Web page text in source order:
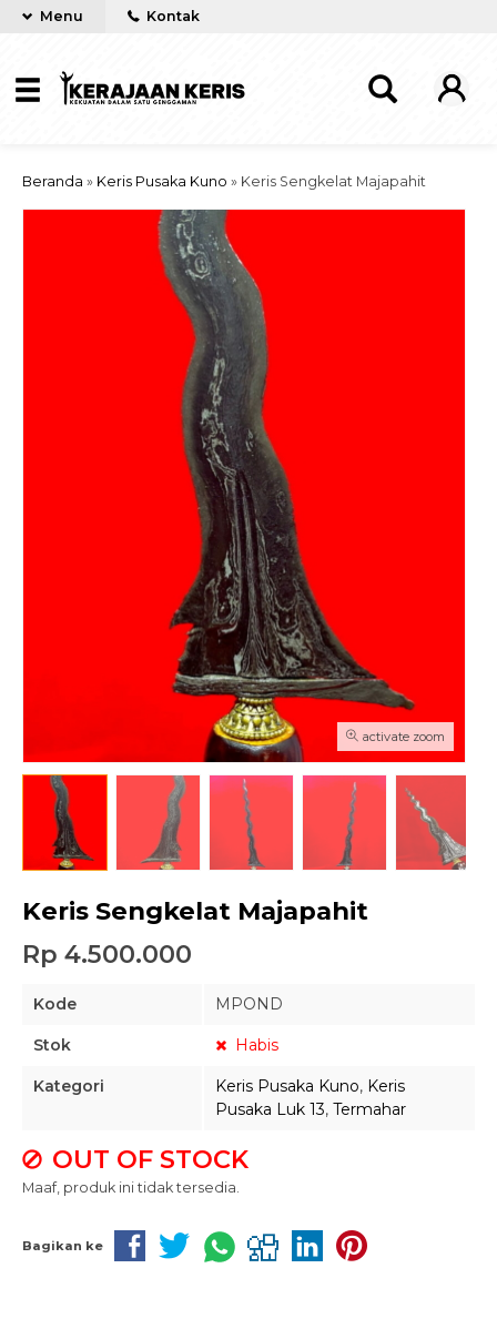
Menu Kontak
Beranda » Keris Pusaka Kuno » Keris Sengkelat Majapahit
activate zoom
Keris Sengkelat Majapahit
Rp 4.500.000
Kode MPOND
Stok Habis
Kategori Keris Pusaka Kuno, Keris
Pusaka Luk 13, Termahar
OUT OF STOCK
Maaf, produk ini tidak tersedia.
Bagikan ke